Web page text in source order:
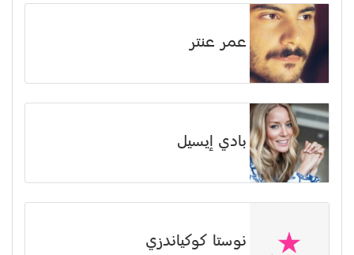
عمر عنتر
بادي إيسيل
نوستا كوكياندزي